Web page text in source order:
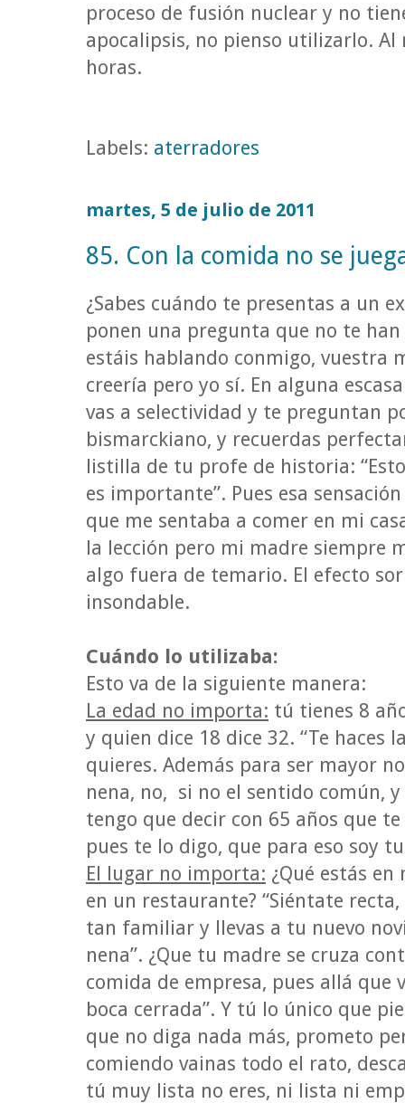
proceso de fusión nuclear y no
apocalipsis, no pienso utilizarlo. Al
horas.
Labels: aterradores
martes, 5 de julio de 2011
85. Con la comida no se
¿Sabes cuándo te presentas a un
ponen una pregunta que no te han
estáis hablando conmigo, vuestra
creería pero yo sí. En alguna
vas a selectividad y te preguntan
bismarckiano, y recuerdas
listilla de tu profe de historia:
es importante”. Pues esa
que me sentaba a comer en mi
la lección pero mi madre siempre
algo fuera de temario. El efecto
insondable.
Cuándo lo utilizaba:
Esto va de la siguiente manera:
La edad no importa: tú tienes 8
y quien dice 18 dice 32. “Te haces
quieres. Además para ser mayor
nena, no, si no el sentido común,
tengo que decir con 65 años que
pues te lo digo, que para eso soy
El lugar no importa: ¿Qué estás
en un restaurante? “Siéntate recta,
tan familiar y llevas a tu nuevo
nena”. ¿Que tu madre se cruza
comida de empresa, pues allá que
boca cerrada”. Y tú lo único que
que no diga nada más, prometo
comiendo vainas todo el rato,
tú muy lista no eres, ni lista ni